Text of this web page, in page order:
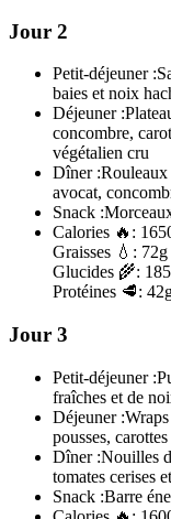
Jour 2
Petit-déjeuner :
baies et noix
Déjeuner :
concombre,
végétalien cru
Dîner :Rouleaux
avocat,
Snack :
Calories 🔥:
Graisses 💧: 72g
Glucides 🌾:
Protéines 🥩:
Jour 3
Petit-déjeuner :
fraîches et de
Déjeuner :
pousses,
Dîner :Nouilles
tomates cerises
Snack :Barre